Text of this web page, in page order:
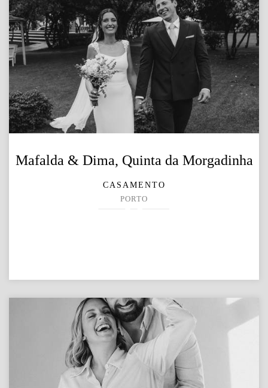
Mafalda & Dima, Quinta da Morgadinha
CASAMENTO
PORTO